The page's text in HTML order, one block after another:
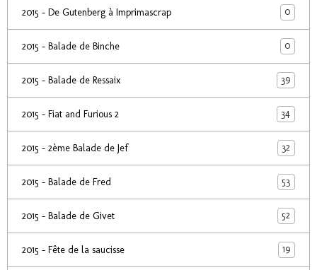
2015 - De Gutenberg à Imprimascrap 0
2015 - Balade de Binche 0
2015 - Balade de Ressaix 39
2015 - Fiat and Furious 2 34
2015 - 2ème Balade de Jef 32
2015 - Balade de Fred 53
2015 - Balade de Givet 52
2015 - Fête de la saucisse 19